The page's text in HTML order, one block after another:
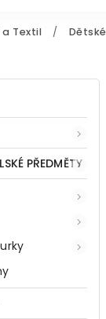
Textil /
PŘEDMĚTY